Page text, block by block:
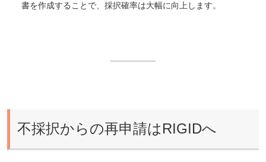
書を作成することで、採択確率は大幅に向上します。
不採択からの再申請はRIGIDへ